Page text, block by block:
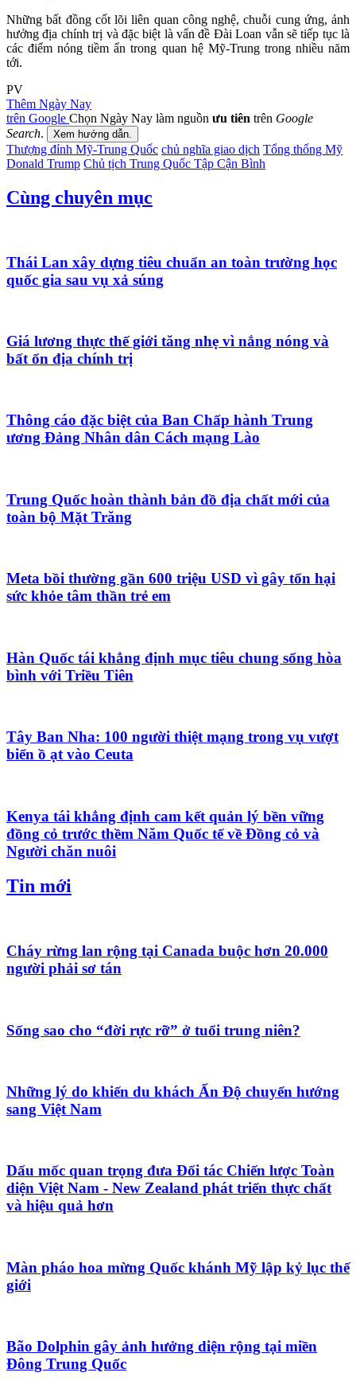
Những bất đồng cốt lõi liên quan công nghệ, chuỗi cung ứng, ảnh
hưởng địa chính trị và đặc biệt là vấn đề Đài Loan vẫn sẽ tiếp tục là
các điểm nóng tiềm ẩn trong quan hệ Mỹ-Trung trong nhiều năm
tới.
PV
Thêm Ngày Nay
trên Google Chọn Ngày Nay làm nguồn ưu tiên trên Google
Search. Xem hướng dẫn.
Thượng đỉnh Mỹ-Trung Quốc chủ nghĩa giao dịch Tổng thống Mỹ
Donald Trump Chủ tịch Trung Quốc Tập Cận Bình
Cùng chuyên mục
Thái Lan xây dựng tiêu chuẩn an toàn trường học
quốc gia sau vụ xả súng
Giá lương thực thế giới tăng nhẹ vì nắng nóng và
bất ổn địa chính trị
Thông cáo đặc biệt của Ban Chấp hành Trung
ương Đảng Nhân dân Cách mạng Lào
Trung Quốc hoàn thành bản đồ địa chất mới của
toàn bộ Mặt Trăng
Meta bồi thường gần 600 triệu USD vì gây tổn hại
sức khỏe tâm thần trẻ em
Hàn Quốc tái khẳng định mục tiêu chung sống hòa
bình với Triều Tiên
Tây Ban Nha: 100 người thiệt mạng trong vụ vượt
biển ồ ạt vào Ceuta
Kenya tái khẳng định cam kết quản lý bền vững
đồng cỏ trước thềm Năm Quốc tế về Đồng cỏ và
Người chăn nuôi
Tin mới
Cháy rừng lan rộng tại Canada buộc hơn 20.000
người phải sơ tán
Sống sao cho “đời rực rỡ” ở tuổi trung niên?
Những lý do khiến du khách Ấn Độ chuyển hướng
sang Việt Nam
Dấu mốc quan trọng đưa Đối tác Chiến lược Toàn
diện Việt Nam - New Zealand phát triển thực chất
và hiệu quả hơn
Màn pháo hoa mừng Quốc khánh Mỹ lập kỷ lục thế
giới
Bão Dolphin gây ảnh hưởng diện rộng tại miền
Đông Trung Quốc